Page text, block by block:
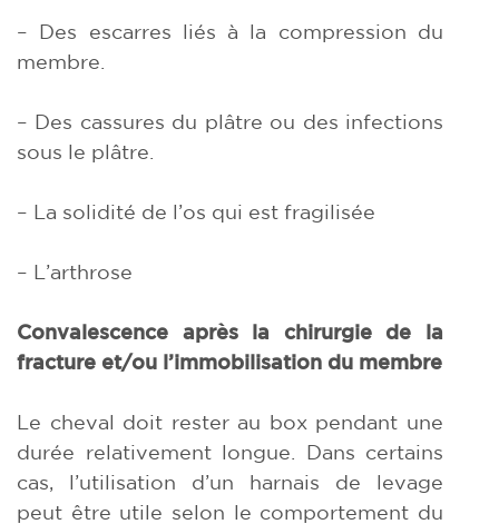
– Des escarres liés à la compression du
membre.
– Des cassures du plâtre ou des infections
sous le plâtre.
– La solidité de l’os qui est fragilisée
– L’arthrose
Convalescence après la chirurgie de la
fracture et/ou l’immobilisation du membre
Le cheval doit rester au box pendant une
durée relativement longue. Dans certains
cas, l’utilisation d’un harnais de levage
peut être utile selon le comportement du